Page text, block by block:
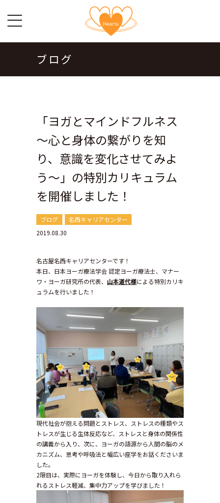
ブログ
「ヨガとマインドフルネス
～心と身体の繋がりを知
り、意識を変化させてみよ
う～」の特別カリキュラム
を開催しました！
ブログ
名西キャリアセンター
2019.08.30
名古屋名西キャリアセンターです！
本日、日本ヨーガ療法学会 認定ヨーガ療法士、マナー
ワ・ヨーガ研究所の代表、 山本道代様による特別カリキ
ュラムを行いました！
現代社会が抱える問題とストレス、ストレスの種類やス
トレスが生じる生体反応など、ストレスと身体の関係性
の講義から入り、次に、ヨーガの語源から人間の脳のメ
カニズム、思考や呼吸法と幅広い座学をお話くださいま
した。
2限目は、実際にヨーガを体験し、今日から取り入れら
れるストレス軽減、集中力アップを学びました！